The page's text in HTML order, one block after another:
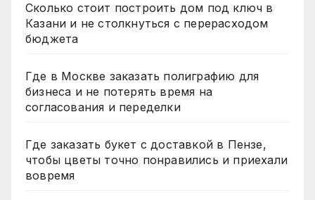
Сколько стоит построить дом под ключ в
Казани и не столкнуться с перерасходом
бюджета
Где в Москве заказать полиграфию для
бизнеса и не потерять время на
согласования и переделки
Где заказать букет с доставкой в Пензе,
чтобы цветы точно понравились и приехали
вовремя